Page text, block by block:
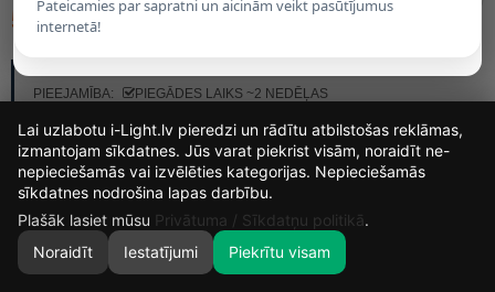
0
54.50€
PIEEJAMĪBA:
PIEGĀDES LAIKS ~2 NEDĒĻAS
Pateicamies par sapratni un aicinām veikt pasūtījumus
internetā!
13
DIENAS
21
STUNDAS
55
MIN.
1
Lai uzlabotu i-Light.lv pieredzi un rādītu atbilstošas reklāmas,
izmantojam sīkdatnes. Jūs varat piekrist visām, noraidīt ne-
nepieciešamās vai izvēlēties kategorijas. Nepieciešamās
sīkdatnes nodrošina lapas darbību.
Plašāk lasiet mūsu Privātuma / Sīkdatņu politikā.
Noraidīt
Iestatījumi Piekrītu visam